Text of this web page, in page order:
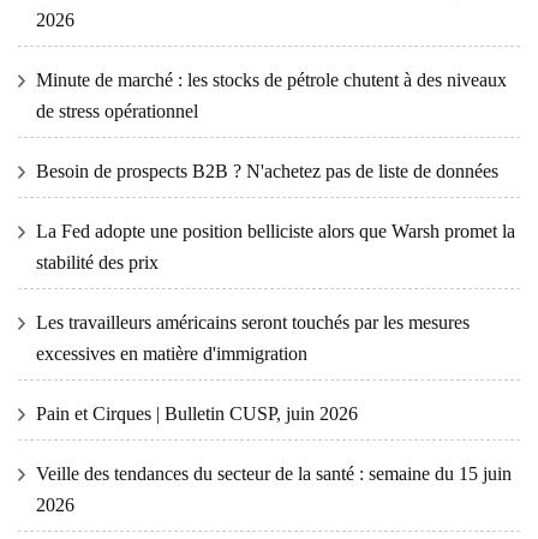
2026
Minute de marché : les stocks de pétrole chutent à des niveaux
de stress opérationnel
Besoin de prospects B2B ? N'achetez pas de liste de données
La Fed adopte une position belliciste alors que Warsh promet la
stabilité des prix
Les travailleurs américains seront touchés par les mesures
excessives en matière d'immigration
Pain et Cirques | Bulletin CUSP, juin 2026
Veille des tendances du secteur de la santé : semaine du 15 juin
2026